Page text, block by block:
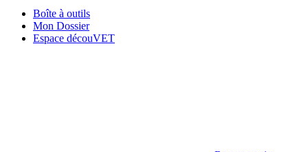
Boîte à outils
Mon Dossier
Espace découVET